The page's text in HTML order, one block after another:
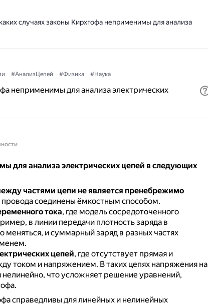
случаях законы Кирхгофа неприменимы для анализа
#АнализЦепей #Физика #Наука
неприменимы для анализа электрических
для анализа электрических цепей в следующих
частями цепи не является пренебрежимо
соединены ёмкостным способом.
тока, где модель сосредоточенного
в линии передачи плотность заряда в
меняться, и суммарный заряд в разных частях
цепей, где отсутствует прямая и
током и напряжением. В таких цепях напряжения на
нелинейно, что усложняет решение уравнений,
справедливы для линейных и нелинейных